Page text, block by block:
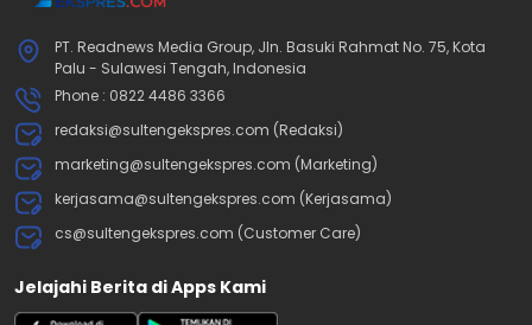
PT. Readnews Media Group, Jln. Basuki Rahmat No. 75, Kota
Palu - Sulawesi Tengah, Indonesia
Phone : 0822 4486 3366
redaksi@sultengekspres.com (Redaksi)
marketing@sultengekspres.com (Marketing)
kerjasama@sultengekspres.com (Kerjasama)
cs@sultengekspres.com (Customer Care)
Jelajahi Berita di Apps Kami